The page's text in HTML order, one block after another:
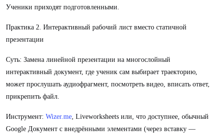
Ученики приходят подготовленными.
Практика 2. Интерактивный рабочий лист вместо статичной
презентации
Суть: Замена линейной презентации на многослойный
интерактивный документ, где ученик сам выбирает траекторию,
может прослушать аудиофрагмент, посмотреть видео, вписать ответ,
прикрепить файл.
Инструмент: Wizer.me, Liveworksheets или, что доступнее, обычный
Google Документ с внедрёнными элементами (через вставку —